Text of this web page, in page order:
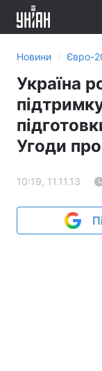
Новини › Євро-
Україна
Угоди
10:19, 11.11.13